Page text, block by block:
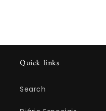
Quick links
Search